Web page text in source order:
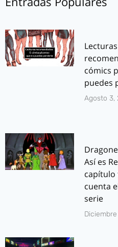
Lecturas
cómics
puedes
Agosto 3,
Así es
capítulo
cuenta
serie